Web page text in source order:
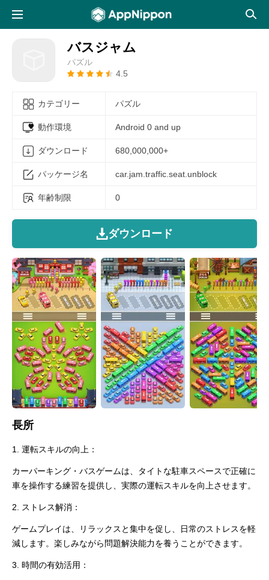
バスジャム
パズル
4.5
カテゴリー パズル
動作環境 Android 0 and up
ダウンロード 680,000,000+
パッケージ名 car.jam.traffic.seat.unblock
年齢制限 0
ダウンロード
長所
1. 運転スキルの向上：
カーパーキング・バスゲームは、タイトな駐車スペースで正確に
車を操作する練習を提供し、実際の運転スキルを向上させます。
2. ストレス解消：
ゲームプレイは、リラックスと集中を促し、日常のストレスを軽
減します。楽しみながら問題解決能力を養うことができます。
3. 時間の有効活用：